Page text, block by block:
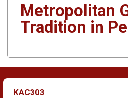
Metropolitan
Tradition in
KAC303